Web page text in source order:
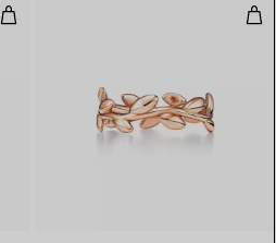
Bague en diamants Wave